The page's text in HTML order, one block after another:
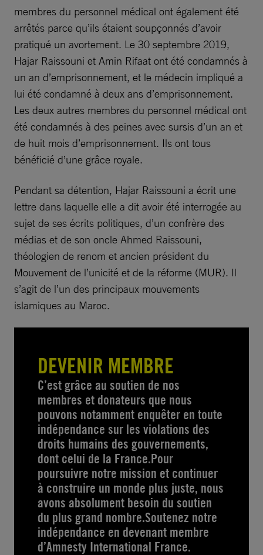
membres du personnel médical ont également été
arrêtés parce qu’ils étaient soupçonnés d’avoir
pratiqué un avortement. Le 30 septembre 2019,
Hajar Raissouni et Amin Rifaat ont été condamnés à
un an d’emprisonnement, et le médecin impliqué a
lui été condamné à deux ans d’emprisonnement.
Les deux autres membres du personnel médical ont
été condamnés à des peines avec sursis d’un an et
de huit mois d’emprisonnement. Ils ont tous
bénéficié d’une grâce royale.
Pendant sa détention, Hajar Raissouni a écrit une
lettre dans laquelle elle a dit avoir été interrogée au
sujet de ses écrits politiques, d’un confrère des
médias et de son oncle Ahmed Raissouni,
théologien de renom et ancien président du
Mouvement de l’unicité et de la réforme (MUR). Il
s’agit de l’un des principaux mouvements
islamiques au Maroc.
DEVENIR MEMBRE
C’est grâce au soutien de nos
membres et donateurs que nous
pouvons notamment enquêter en toute
indépendance sur les violations des
droits humains des gouvernements,
dont celui de la France.Pour
poursuivre notre mission et continuer
à construire un monde plus juste, nous
avons absolument besoin du soutien
du plus grand nombre.Soutenez notre
indépendance en devenant membre
d’Amnesty International France.